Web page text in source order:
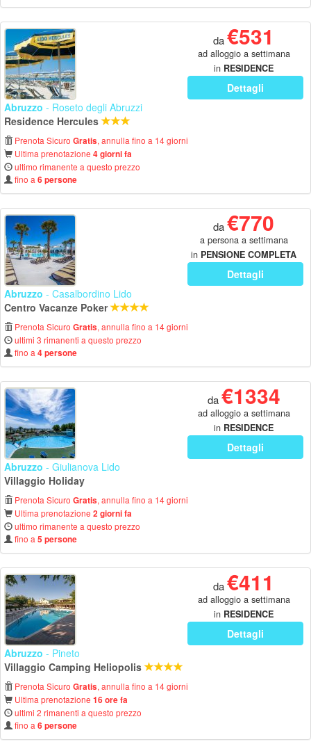
da€531
ad alloggio a settimana
in RESIDENCE
Dettagli
Abruzzo - Roseto degli Abruzzi
Residence Hercules
Prenota Sicuro Gratis, annulla fino a 14 giorni
Ultima prenotazione 4 giorni fa
ultimo rimanente a questo prezzo
fino a 6 persone
da€770
a persona a settimana
in PENSIONE COMPLETA
Dettagli
Abruzzo - Casalbordino Lido
Centro Vacanze Poker
Prenota Sicuro Gratis, annulla fino a 14 giorni
ultimi 3 rimanenti a questo prezzo
fino a 4 persone
da€1334
ad alloggio a settimana
in RESIDENCE
Dettagli
Abruzzo - Giulianova Lido
Villaggio Holiday
Prenota Sicuro Gratis, annulla fino a 14 giorni
Ultima prenotazione 2 giorni fa
ultimo rimanente a questo prezzo
fino a 5 persone
da€411
ad alloggio a settimana
in RESIDENCE
Dettagli
Abruzzo - Pineto
Villaggio Camping Heliopolis
Prenota Sicuro Gratis, annulla fino a 14 giorni
Ultima prenotazione 16 ore fa
ultimi 2 rimanenti a questo prezzo
fino a 6 persone